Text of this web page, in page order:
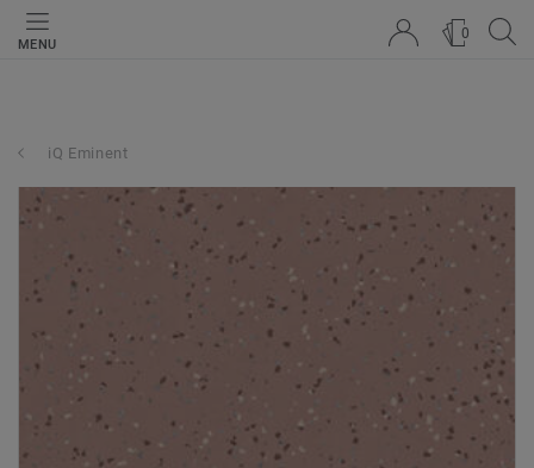
MENU
0
iQ Eminent